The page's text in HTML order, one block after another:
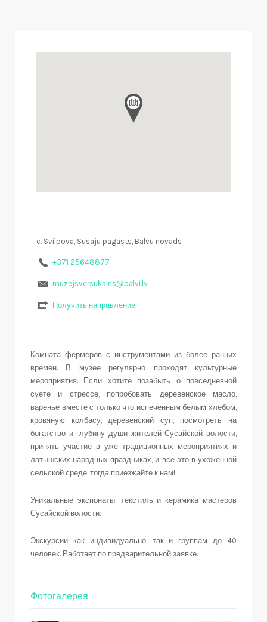
c. Svilpova, Susāju pagasts, Balvu novads
+371 25648877
muzejsversukalns@balvi.lv
Получить направление
Комната фермеров с инструментами из более ранних
времен. В музее регулярно проходят культурные
мероприятия. Если хотите позабыть о повседневной
суете и стрессе, попробовать деревенское масло,
варенье вместе с только что испеченным белым хлебом,
кровяную колбасу, деревенский суп, посмотреть на
богатство и глубину души жителей Сусайской волости,
принять участие в уже традиционных мероприятиях и
латышских народных праздниках, и все это в ухоженной
сельской среде, тогда приезжайте к нам!
Уникальные экспонаты: текстиль и керамика мастеров
Сусайской волости.
Экскурсии как индивидуально, так и группам до 40
человек. Работает по предварительной заявке.
Фотогалерея